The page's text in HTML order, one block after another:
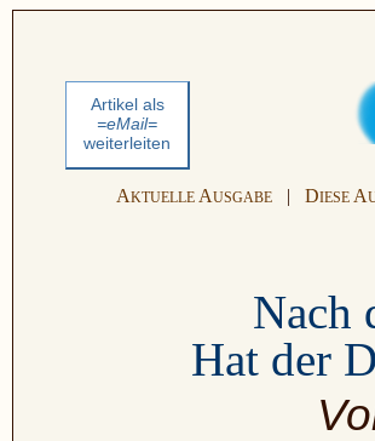
Artikel als
=eMail=
weiterleiten
AKTUELLE AUSGABE | DIESE A
Nach
Hat der